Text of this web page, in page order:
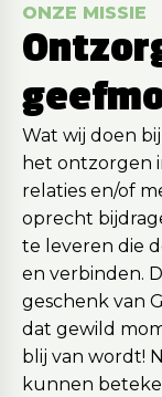
ONZE MISSIE
Wat wij doen
het ontzorgen
relaties en/of
oprecht
te leveren die
en verbinden.
geschenk van
dat gewild
blij van wordt!
kunnen